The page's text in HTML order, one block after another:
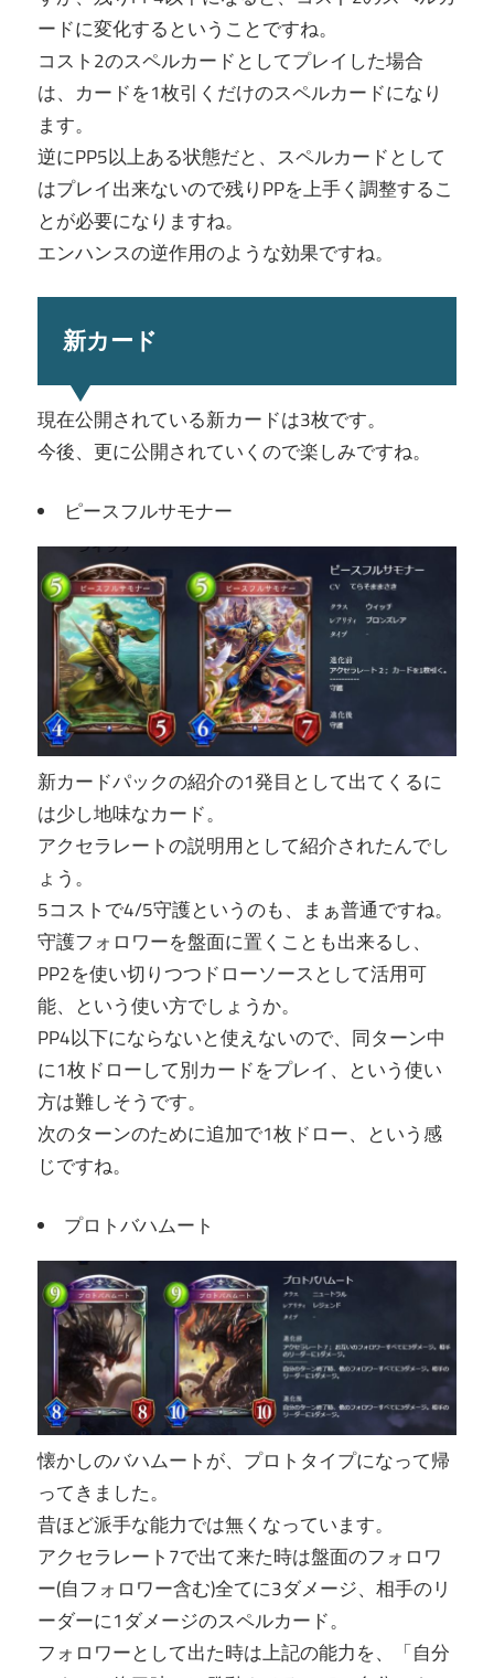
ードに変化するということですね。
コスト2のスペルカードとしてプレイした場合
は、カードを1枚引くだけのスペルカードになり
ます。
逆にPP5以上ある状態だと、スペルカードとして
はプレイ出来ないので残りPPを上手く調整するこ
とが必要になりますね。
エンハンスの逆作用のような効果ですね。
新カード
現在公開されている新カードは3枚です。
今後、更に公開されていくので楽しみですね。
ピースフルサモナー
新カードパックの紹介の1発目として出てくるに
は少し地味なカード。
アクセラレートの説明用として紹介されたんでし
ょう。
5コストで4/5守護というのも、まぁ普通ですね。
守護フォロワーを盤面に置くことも出来るし、
PP2を使い切りつつドローソースとして活用可
能、という使い方でしょうか。
PP4以下にならないと使えないので、同ターン中
に1枚ドローして別カードをプレイ、という使い
方は難しそうです。
次のターンのために追加で1枚ドロー、という感
じですね。
プロトバハムート
懐かしのバハムートが、プロトタイプになって帰
ってきました。
昔ほど派手な能力では無くなっています。
アクセラレート7で出て来た時は盤面のフォロワ
ー(自フォロワー含む)全てに3ダメージ、相手のリ
ーダーに1ダメージのスペルカード。
フォロワーとして出た時は上記の能力を、「自分